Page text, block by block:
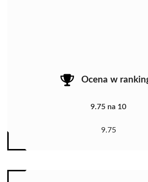
Ocena w
9.75 na 10
9.75